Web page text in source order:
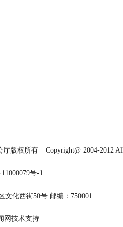
版权所有 Copyright@ 2004-2012 All
号-1
文化西街50号 邮编：750001
网技术支持